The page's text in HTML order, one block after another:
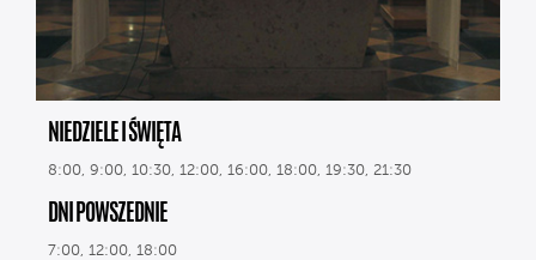
NIEDZIELE I ŚWIĘTA
8:00, 9:00, 10:30, 12:00, 16:00, 18:00, 19:30, 21:30
DNI POWSZEDNIE
7:00, 12:00, 18:00